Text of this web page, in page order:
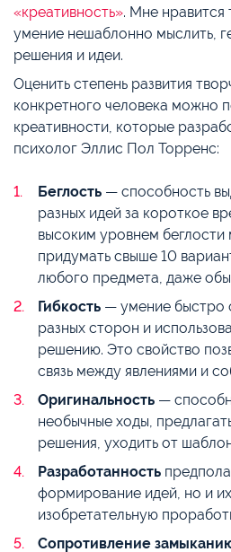
«креативность». Мне нравится
умение нешаблонно мыслить,
решения и идеи.
Оценить степень развития
конкретного человека можно
креативности, которые
психолог Эллис Пол Торренс:
Беглость — способность
разных идей за короткое
высоким уровнем
придумать свыше 10
любого предмета, даже
Гибкость — умение быстро
разных сторон и
решению. Это свойство
связь между явлениями и
Оригинальность —
необычные ходы,
решения, уходить от
Разработанность
формирование идей, но и
изобретательную
Сопротивление